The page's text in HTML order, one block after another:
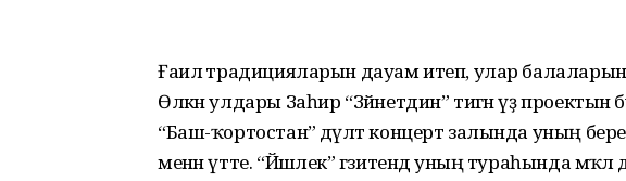
Ғаилә традицияларын дауам итеп, улар балаларында
Өлкән улдары Заһир “Зәйнетдин” тигән үҙ
“Баш-ҡортостан” дәүләт концерт залында уның
менән үтте. “Йәшлек” гәзитендә уның тураһында